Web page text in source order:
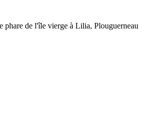
phare de l'île vierge à Lilia, Plouguerneau